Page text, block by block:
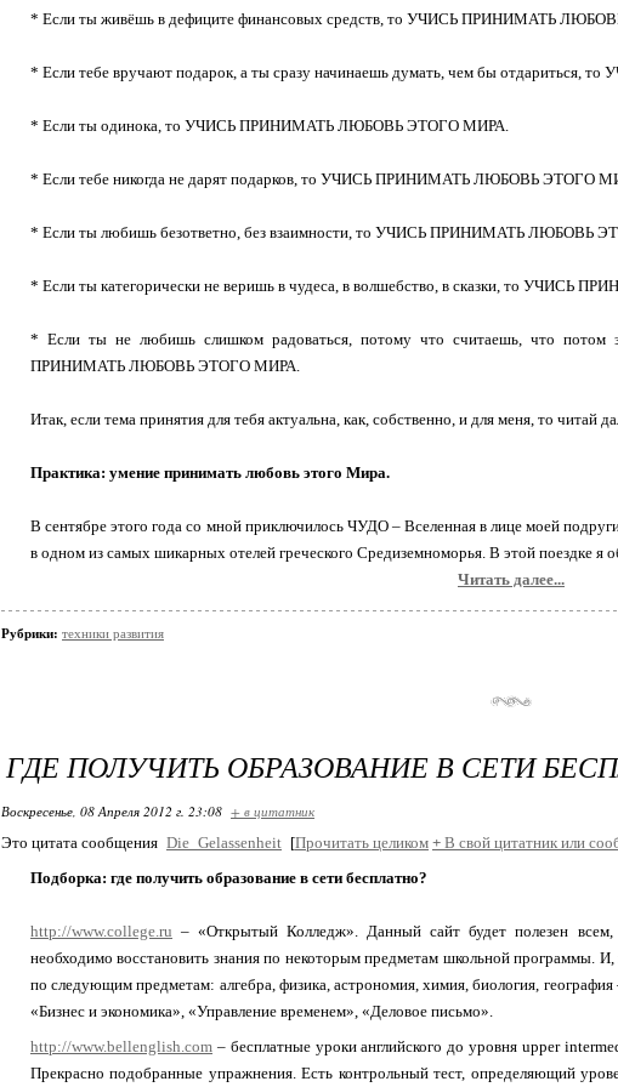
* Если ты живёшь в дефиците финансовых средств, то УЧИСЬ ПРИНИМАТЬ
* Если тебе вручают подарок, а ты сразу начинаешь думать, чем бы
* Если ты одинока, то УЧИСЬ ПРИНИМАТЬ ЛЮБОВЬ ЭТОГО МИРА.
* Если тебе никогда не дарят подарков, то УЧИСЬ ПРИНИМАТЬ ЛЮБОВЬ ЭТОГО
* Если ты любишь безответно, без взаимности, то УЧИСЬ ПРИНИМАТЬ ЛЮБОВЬ
* Если ты категорически не веришь в чудеса, в волшебство, в сказки, то
* Если ты не любишь слишком радоваться, потому что считаешь, что потом
ПРИНИМАТЬ ЛЮБОВЬ ЭТОГО МИРА.
Итак, если тема принятия для тебя актуальна, как, собственно, и для меня, то читай
Практика: умение принимать любовь этого Мира.
В сентябре этого года со мной приключилось ЧУДО – Вселенная в лице моей
в одном из самых шикарных отелей греческого Средиземноморья. В этой поездке я
Читать далее...
Рубрики: техники развития
ГДЕ ПОЛУЧИТЬ ОБРАЗОВАНИЕ В СЕТИ
Воскресенье, 08 Апреля 2012 г. 23:08 + в цитатник
Это цитата сообщения Die_Gelassenheit [Прочитать целиком + В свой цитатник или
Подборка: где получить образование в сети бесплатно?
http://www.college.ru – «Открытый Колледж». Данный сайт будет полезен
необходимо восстановить знания по некоторым предметам школьной программы.
по следующим предметам: алгебра, физика, астрономия, химия, биология, география
«Бизнес и экономика», «Управление временем», «Деловое письмо».
http://www.bellenglish.com – бесплатные уроки английского до уровня upper
Прекрасно подобранные упражнения. Есть контрольный тест, определяющий